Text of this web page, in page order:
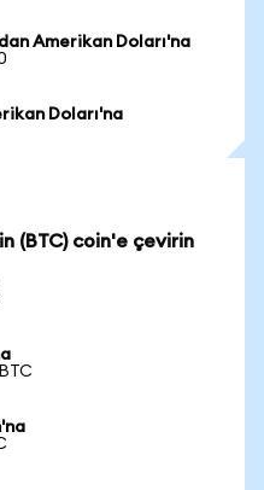
Amerikan Doları'na
Doları'na
(BTC) coin'e çevirin